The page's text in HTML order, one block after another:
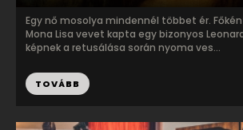
Egy nő mosolya mindennél többet ér.
Mona Lisa vevet kapta egy bizonyos
képnek a retusálása során nyoma ves...
TOVÁBB